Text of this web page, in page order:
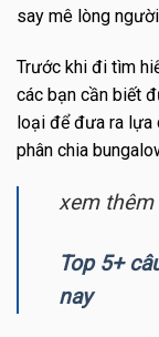
say mê lòng
Trước khi đi tìm
các bạn cần biết
loại để đưa ra lựa
phân chia
xem thêm
Top 5+
nay